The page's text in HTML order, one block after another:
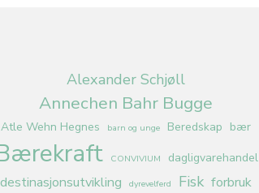
Alexander Schjøll
Annechen Bahr Bugge
Atle Wehn Hegnes barn og unge Beredskap bær
CONVIVIUM dagligvarehandel
destinasjonsutvikling dyrevelferd Fisk forbruk